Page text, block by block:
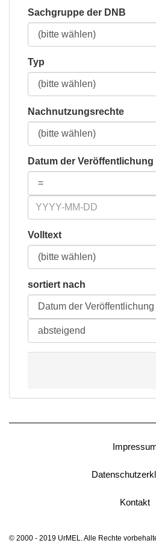
Sachgruppe der DNB
Typ
Nachnutzungsrechte
Datum der Veröffentlichung
Volltext
sortiert nach
Kontakt
© 2000 - 2019 UrMEL. Alle Rechte